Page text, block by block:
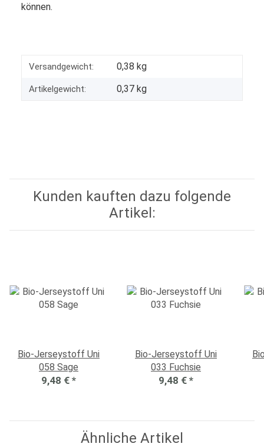
können.
Versandgewicht: 0,38 kg
Artikelgewicht: 0,37 kg
Kunden kauften dazu folgende
Artikel:
Bio-Jerseystoff Uni
058 Sage
9,48 € *
Bio-Jerseystoff Uni
033 Fuchsie
9,48 € *
Ähnliche Artikel